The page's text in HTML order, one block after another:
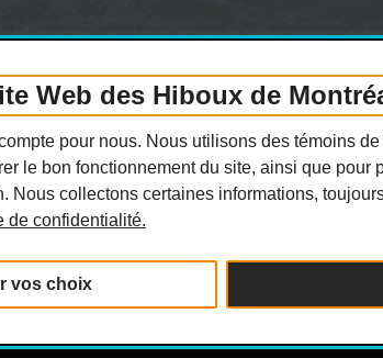
Web des Hiboux de
pour nous. Nous utilisons des témoins
le bon fonctionnement du site, ainsi que pour
Nous collectons certaines informations,
de confidentialité.
vos choix